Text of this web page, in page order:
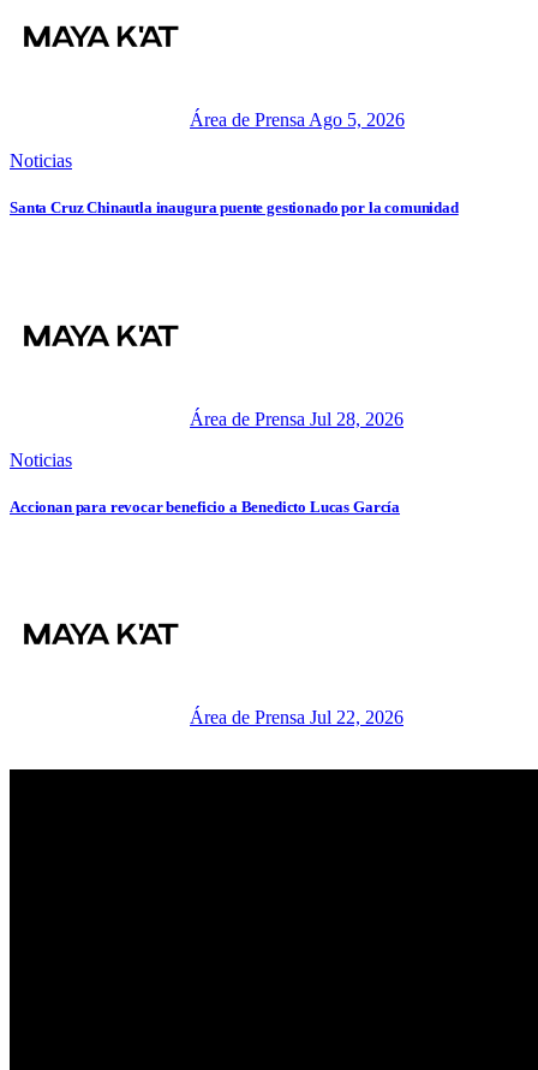
Área de Prensa Ago 5, 2026
Noticias
Santa Cruz Chinautla inaugura puente gestionado por la comunidad
Área de Prensa Jul 28, 2026
Noticias
Accionan para revocar beneficio a Benedicto Lucas García
Área de Prensa Jul 22, 2026